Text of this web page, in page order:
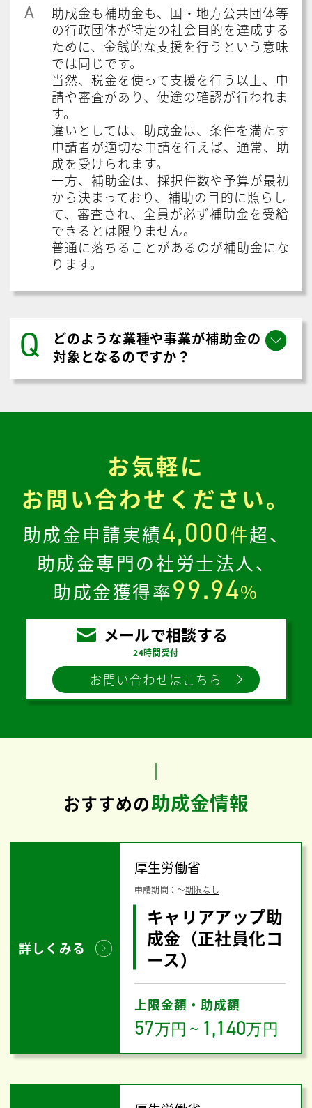
A
助成金も補助金も、国・地方公共団体等
の行政団体が特定の社会目的を達成する
ために、金銭的な支援を行うという意味
では同じです。
当然、税金を使って支援を行う以上、申
請や審査があり、使途の確認が行われま
す。
違いとしては、助成金は、条件を満たす
申請者が適切な申請を行えば、通常、助
成を受けられます。
一方、補助金は、採択件数や予算が最初
から決まっており、補助の目的に照らし
て、審査され、全員が必ず補助金を受給
できるとは限りません。
普通に落ちることがあるのが補助金にな
ります。
Q
どのような業種や事業が補助金の
対象となるのですか？
お気軽に
お問い合わせください。
助成金申請実績4,000件超、
助成金専門の社労士法人、
助成金獲得率99.94%
メールで相談する
24時間受付
お問い合わせはこちら
おすすめの助成金情報
詳しくみる
厚生労働省
申請期間：〜期限なし
キャリアアップ助
成金（正社員化コ
ース）
上限金額・助成額
57万円 ～ 1,140万円